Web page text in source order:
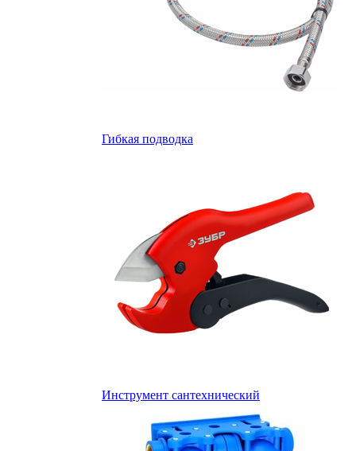
Гибкая подводка
Инструмент сантехнический